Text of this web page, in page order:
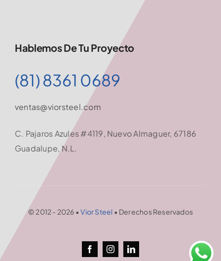
Hablemos De Tu Proyecto
(81) 8361 0689
ventas@viorsteel.com
C. Pajaros Azules #4119, Nuevo Almaguer, 67186
Guadalupe, N.L.
© 2012 - 2026 •Vior Steel • Derechos Reservados